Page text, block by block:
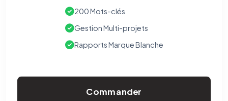
200 Mots-clés
Gestion Multi-projets
Rapports Marque Blanche
Commander